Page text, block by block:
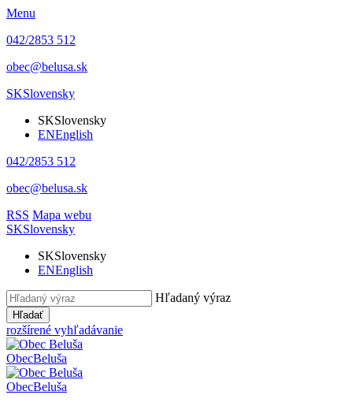
Menu
042/2853 512
obec@belusa.sk
SKSlovensky
SKSlovensky
ENEnglish
042/2853 512
obec@belusa.sk
RSS Mapa webu
SKSlovensky
SKSlovensky
ENEnglish
Hľadaný výraz
Hľadať
rozšírené vyhľadávanie
ObecBeluša
ObecBeluša